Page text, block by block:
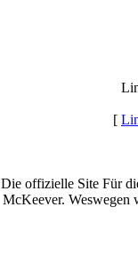
[
Die offizielle Site Für
McKeever. Weswegen